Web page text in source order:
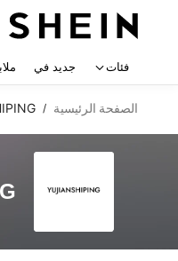
فئات جديد في
الصفحة الرئيسية /